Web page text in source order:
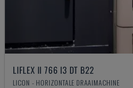
LIFLEX II 766 I3 DT B22
LICON - HORIZONTALE DRAAIMACHINE